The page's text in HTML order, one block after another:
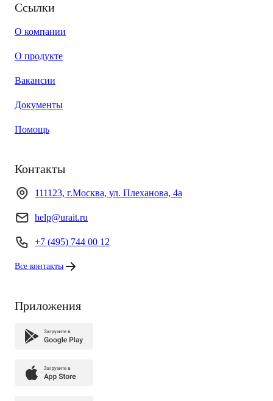
Ссылки
О компании
О продукте
Вакансии
Документы
Помощь
Контакты
111123, г.Москва, ул. Плеханова, 4а
help@urait.ru
+7 (495) 744 00 12
Все контакты
Приложения